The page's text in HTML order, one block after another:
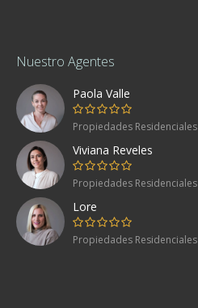
Nuestro Agentes
Paola Valle
Propiedades Residenciales
Viviana Reveles
Propiedades Residenciales
Lore
Propiedades Residenciales